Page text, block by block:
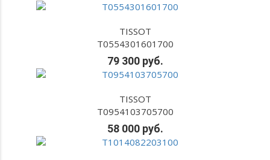
TISSOT
T0554301601700
79 300 руб.
TISSOT
T0954103705700
58 000 руб.